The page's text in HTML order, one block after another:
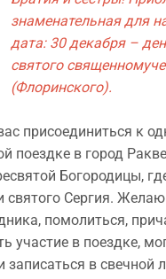
знаменательная для
дата: 30 декабря –
святого
(Флоринского).
присоединиться к
поездке в город
Богородицы,
святого Сергия.
помолиться,
участие в поездке,
записаться в свечной